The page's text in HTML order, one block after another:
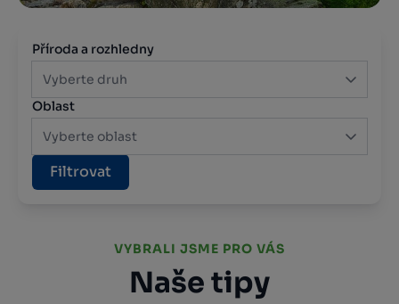
Příroda a rozhledny
Vyberte druh
Oblast
Vyberte oblast
Filtrovat
VYBRALI JSME PRO VÁS
Naše tipy